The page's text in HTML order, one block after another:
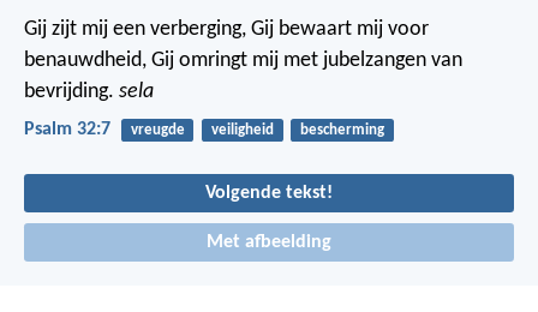
Gij zijt mij een verberging, Gij bewaart mij voor
benauwdheid, Gij omringt mij met jubelzangen van
bevrijding. sela
Psalm 32:7 vreugde veiligheid bescherming
Volgende tekst!
Met afbeelding